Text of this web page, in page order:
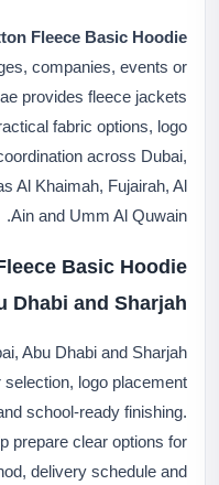
Fleece Basic Hoodie
companies, events or
provides fleece jackets
fabric options, logo
across Dubai,
Al Khaimah, Fujairah, Al
Ain and Umm Al Quwain.
Basic Hoodie
Dhabi and Sharjah
Abu Dhabi and Sharjah
logo placement
school-ready finishing.
prepare clear options for
delivery schedule and